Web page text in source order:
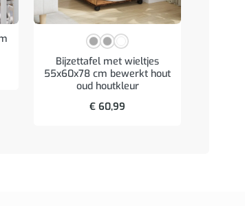
Bijzettafel met wieltjes
55x60x78 cm bewerkt hout
oud houtkleur
€ 60,99